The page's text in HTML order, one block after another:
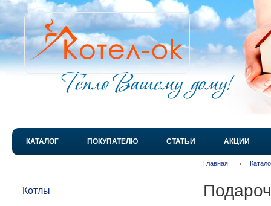
КАТАЛОГ ПОКУПАТЕЛЮ СТАТЬИ АКЦИИ
Котлы
Главная